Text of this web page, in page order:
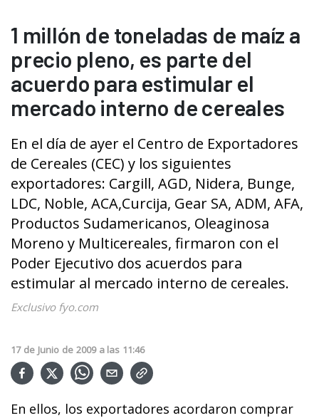
1 millón de toneladas de maíz a
precio pleno, es parte del
acuerdo para estimular el
mercado interno de cereales
En el día de ayer el Centro de Exportadores
de Cereales (CEC) y los siguientes
exportadores: Cargill, AGD, Nidera, Bunge,
LDC, Noble, ACA,Curcija, Gear SA, ADM, AFA,
Productos Sudamericanos, Oleaginosa
Moreno y Multicereales, firmaron con el
Poder Ejecutivo dos acuerdos para
estimular al mercado interno de cereales.
Exclusivo fyo.com
17 de Junio de 2009 a las 11:46
En ellos, los exportadores acordaron comprar